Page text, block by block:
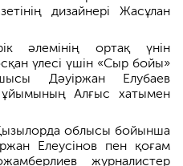
дизайнері Жасұлан
әлемінің ортақ үнін
үлесі үшін «Сыр бойы»
Дәуіржан Елубаев
Алғыс хатымен
облысы бойынша
Елеусінов пен қоғам
журналистер